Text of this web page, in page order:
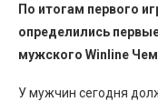
По итогам первого
определились
мужского Winline
У мужчин сегодня